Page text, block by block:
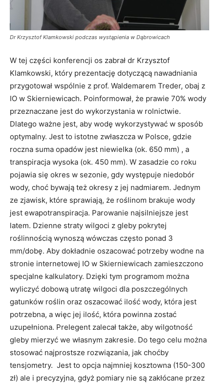
Dr Krzysztof Klamkowski podczas wystąpienia w Dąbrowicach
W tej części konferencji os zabrał dr Krzysztof
Klamkowski, który prezentację dotyczącą nawadniania
przygotował wspólnie z prof. Waldemarem Treder, obaj z
IO w Skierniewicach. Poinformował, że prawie 70% wody
przeznaczane jest do wykorzystania w rolnictwie.
Dlatego ważne jest, aby wodę wykorzystywać w sposób
optymalny. Jest to istotne zwłaszcza w Polsce, gdzie
roczna suma opadów jest niewielka (ok. 650 mm) , a
transpiracja wysoka (ok. 450 mm). W zasadzie co roku
pojawia się okres w sezonie, gdy występuje niedobór
wody, choć bywają też okresy z jej nadmiarem. Jednym
ze zjawisk, które sprawiają, że roślinom brakuje wody
jest ewapotranspiracja. Parowanie najsilniejsze jest
latem. Dzienne straty wilgoci z gleby pokrytej
roślinnością wynoszą wówczas często ponad 3
mm/dobę. Aby dokładnie oszacować potrzeby wodne na
stronie internetowej IO w Skierniewicach zamieszczono
specjalne kalkulatory. Dzięki tym programom można
wyliczyć dobową utratę wilgoci dla poszczególnych
gatunków roślin oraz oszacować ilość wody, która jest
potrzebna, a więc jej ilość, która powinna zostać
uzupełniona. Prelegent zalecał także, aby wilgotność
gleby mierzyć we własnym zakresie. Do tego celu można
stosować najprostsze rozwiązania, jak choćby
tensjometry. Jest to opcja najmniej kosztowna (150-300
zł) ale i precyzyjna, gdyż pomiary nie są zakłócane przez